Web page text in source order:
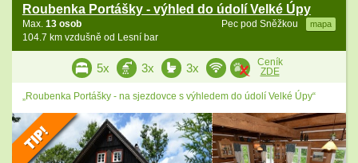
Roubenka Portášky - výhled do údolí Velké Úpy
Pec pod Sněžkou mapa
Max. 13 osob
104.7 km vzdušně od Lesní bar
5x 3x 3x
Ceník
ZDE
„Roubenka Portášky - na sjezdovce s výhledem do údolí Velké Úpy“